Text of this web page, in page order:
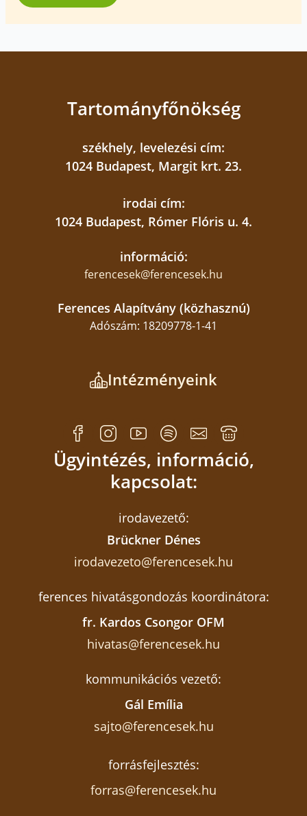
Tartományfőnökség
székhely, levelezési cím:
1024 Budapest, Margit krt. 23.
irodai cím:
1024 Budapest, Rómer Flóris u. 4.
információ:
ferencesek@ferencesek.hu
Ferences Alapítvány (közhasznú)
Adószám: 18209778-1-41
Intézményeink
Ügyintézés, információ,
kapcsolat:
irodavezető:
Brückner Dénes
irodavezeto@ferencesek.hu
ferences hivatásgondozás koordinátora:
fr. Kardos Csongor OFM
hivatas@ferencesek.hu
kommunikációs vezető:
Gál Emília
sajto@ferencesek.hu
forrásfejlesztés:
forras@ferencesek.hu